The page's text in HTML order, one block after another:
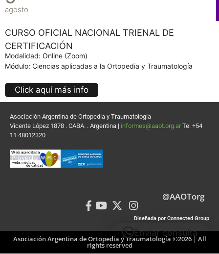
agosto
CURSO OFICIAL NACIONAL TRIENAL DE
CERTIFICACIÓN
Modalidad: Online (Zoom)
Módulo: Ciencias aplicadas a la Ortopedia y Traumatología
Click aquí más info
Asociación Argentina de Ortopedia y Traumatología
Vicente López 1878 . CABA. . Argentina | informes@aaot.org.ar Te: +54
11 48012320
@AAOTorg
Diseñada por Connected Group
Asociación Argentina de Ortopedia y Traumatología ©2026 | All
rights reserved
Enviar consulta